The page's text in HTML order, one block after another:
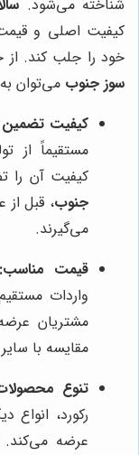
شناخته می‌شود.
کیفیت اصلی و
خود را جلب کند. از
سوز جنوب می‌توان به
کیفیت
مستقیماً از
کیفیت آن
جنوب، قبل از
می‌گیرند.
قیمت مناسب:
واردات
مشتریان
مقایسه با
تنوع
رکورد، انواع
عرضه می‌کند.